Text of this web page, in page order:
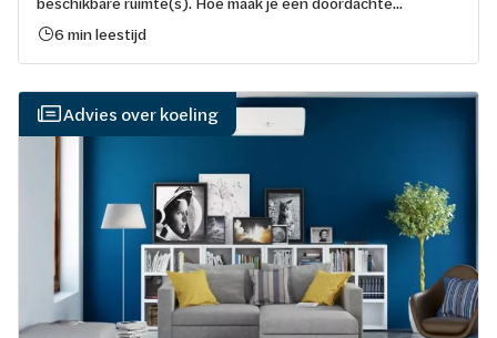
6 min leestijd
Advies over koeling